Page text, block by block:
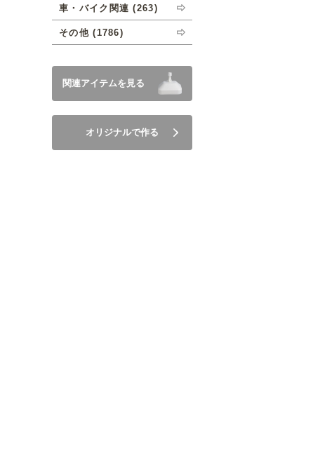
車・バイク関連 (263)
その他 (1786)
関連アイテムを見る
オリジナルで作る